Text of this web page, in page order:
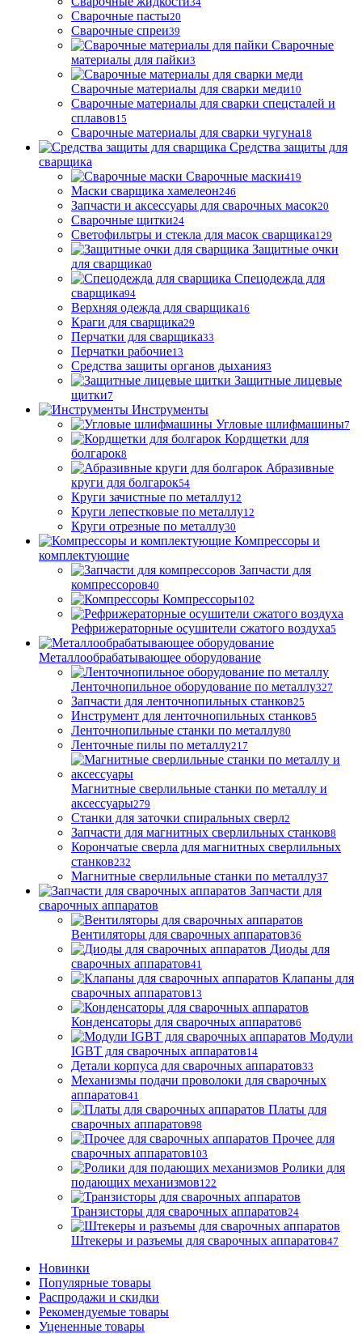
Сварочные пасты20
Сварочные спреи39
Сварочные
материалы для пайки3
Сварочные материалы для сварки меди10
Сварочные материалы для сварки спецсталей и
сплавов15
Сварочные материалы для сварки чугуна18
Средства защиты для
сварщика
Сварочные маски419
Маски сварщика хамелеон246
Запчасти и аксессуары для сварочных масок20
Сварочные щитки24
Светофильтры и стекла для масок сварщика129
Защитные очки
для сварщика0
Спецодежда для
сварщика94
Верхняя одежда для сварщика16
Краги для сварщика29
Перчатки для сварщика33
Перчатки рабочие13
Средства защиты органов дыхания3
Защитные лицевые
щитки7
Инструменты
Угловые шлифмашины7
Кордщетки для
болгарок8
Абразивные
круги для болгарок54
Круги зачистные по металлу12
Круги лепестковые по металлу12
Круги отрезные по металлу30
Компрессоры и
комплектующие
Запчасти для
компрессоров40
Компрессоры102
Рефрижераторные осушители сжатого воздуха5
Металлообрабатывающее оборудование
Ленточнопильное оборудование по металлу327
Запчасти для ленточнопильных станков25
Инструмент для ленточнопильных станков5
Ленточнопильные станки по металлу80
Ленточные пилы по металлу217
Магнитные сверлильные станки по металлу и
аксессуары279
Станки для заточки спиральных сверл2
Запчасти для магнитных сверлильных станков8
Корончатые сверла для магнитных сверлильных
станков232
Магнитные сверлильные станки по металлу37
Запчасти для
сварочных аппаратов
Вентиляторы для сварочных аппаратов36
Диоды для
сварочных аппаратов41
Клапаны для
сварочных аппаратов13
Конденсаторы для сварочных аппаратов6
Модули
IGBT для сварочных аппаратов14
Детали корпуса для сварочных аппаратов33
Механизмы подачи проволоки для сварочных
аппаратов41
Платы для
сварочных аппаратов98
Прочее для
сварочных аппаратов103
Ролики для
подающих механизмов122
Транзисторы для сварочных аппаратов24
Штекеры и разъемы для сварочных аппаратов47
Новинки
Популярные товары
Распродажи и скидки
Рекомендуемые товары
Уцененные товары